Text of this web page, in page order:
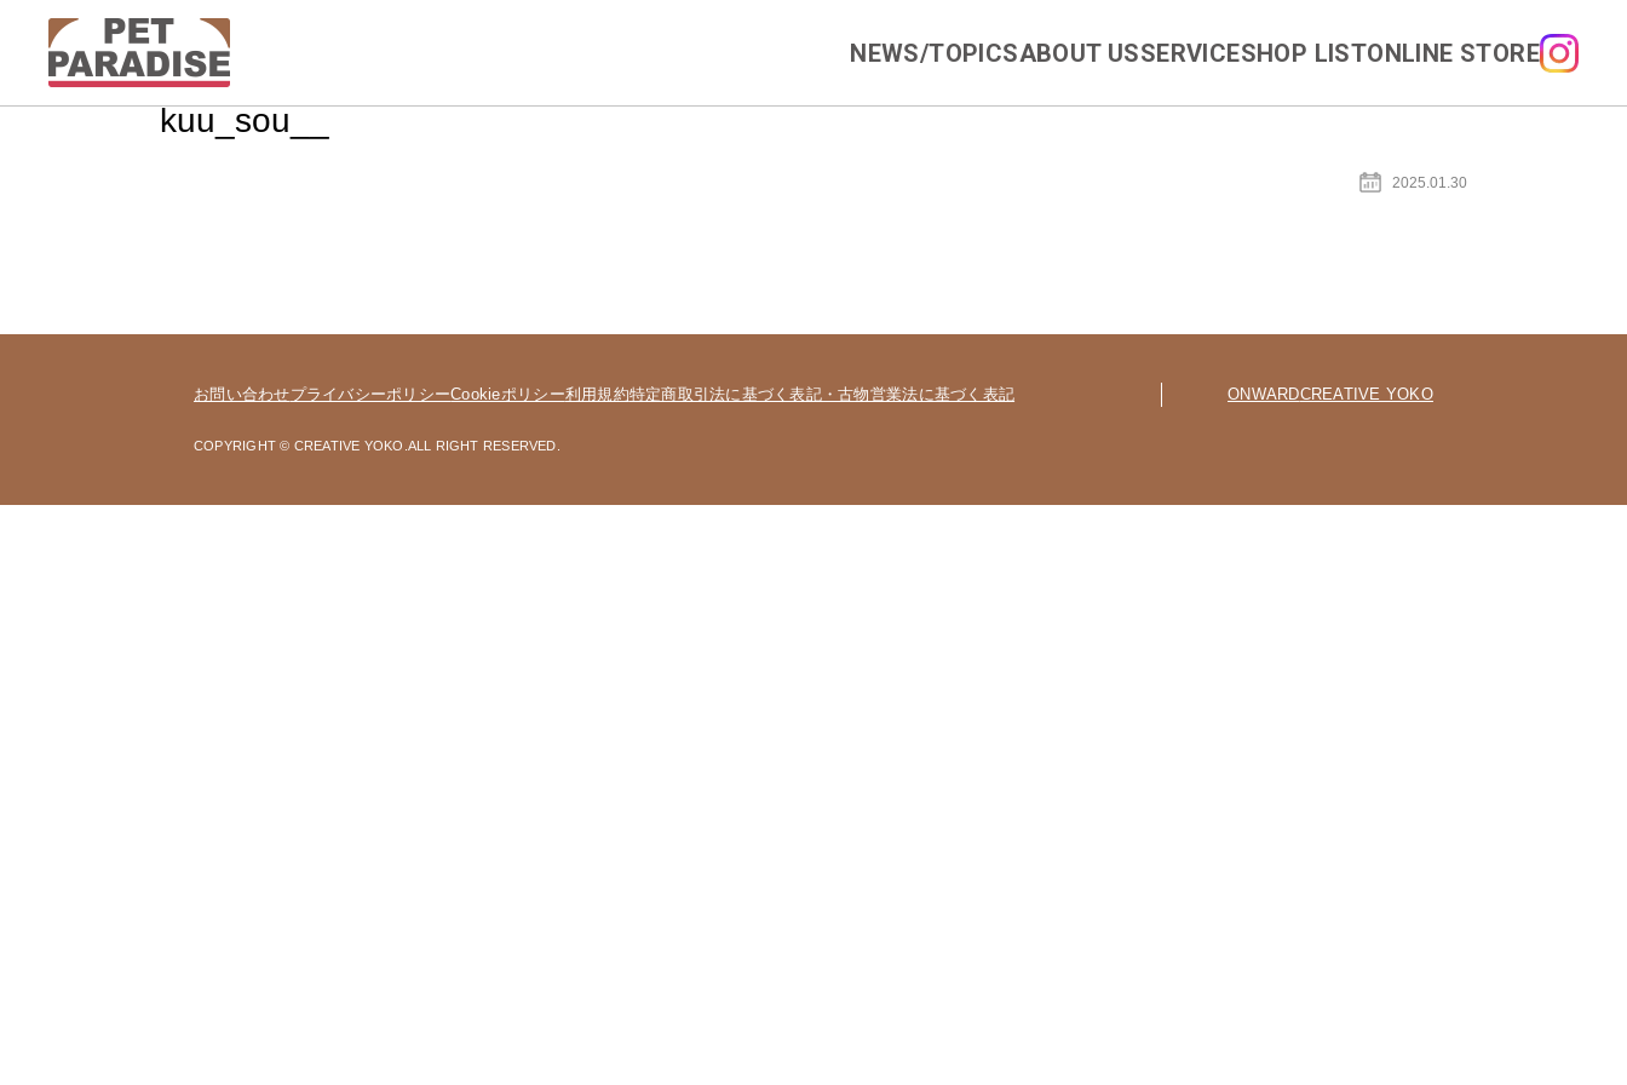
NEWS/TOPICSABOUT USSERVICESHOP LISTONLINE STORE
kuu_sou__
2025.01.30
お問い合わせプライバシーポリシーCookieポリシー利用規約特定商取引法に基づく表記・古物営業法に基づく表記 ONWARDCREATIVE YOKO
COPYRIGHT © CREATIVE YOKO.ALL RIGHT RESERVED.